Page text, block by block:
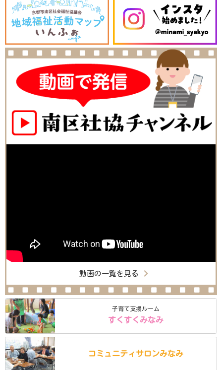
動画の一覧を見る
子育て支援ルーム
すくすくみなみ
コミュニティ サロンみなみ